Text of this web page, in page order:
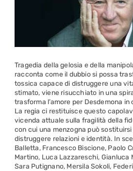
Tragedia della gelosia e della
racconta come il dubbio si possa
tossica capace di distruggere una
stimato, viene risucchiato in una
trasforma l’amore per Desdemona in
La regia ci restituisce questo
vicenda attuale sulla fragilità della
con cui una menzogna può
distruggere relazioni e identità. In
Balletta, Francesco Biscione, Paolo
Martino, Luca Lazzareschi, Gianluca
Sara Putignano, Mersila Sokoli,